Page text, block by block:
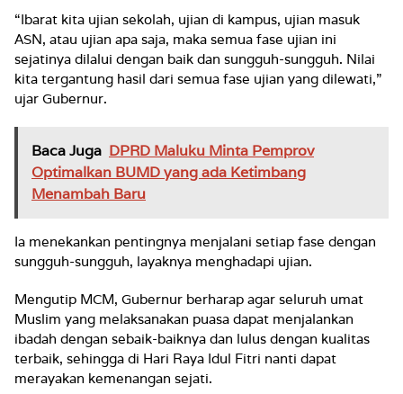
“Ibarat kita ujian sekolah, ujian di kampus, ujian masuk
ASN, atau ujian apa saja, maka semua fase ujian ini
sejatinya dilalui dengan baik dan sungguh-sungguh. Nilai
kita tergantung hasil dari semua fase ujian yang dilewati,”
ujar Gubernur.
Baca Juga DPRD Maluku Minta Pemprov
Optimalkan BUMD yang ada Ketimbang
Menambah Baru
Ia menekankan pentingnya menjalani setiap fase dengan
sungguh-sungguh, layaknya menghadapi ujian.
Mengutip MCM, Gubernur berharap agar seluruh umat
Muslim yang melaksanakan puasa dapat menjalankan
ibadah dengan sebaik-baiknya dan lulus dengan kualitas
terbaik, sehingga di Hari Raya Idul Fitri nanti dapat
merayakan kemenangan sejati.